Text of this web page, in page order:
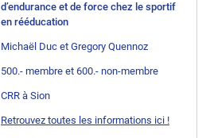
d’endurance et de force chez le sportif
en rééducation
Michaël Duc et Gregory Quennoz
500.- membre et 600.- non-membre
CRR à Sion
Retrouvez toutes les informations ici !